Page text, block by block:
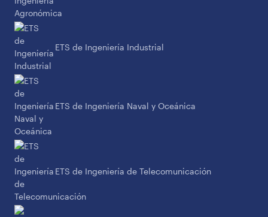
ETS de Ingeniería Industrial
ETS de Ingeniería Naval y Oceánica
ETS de Ingeniería de Telecomunicación